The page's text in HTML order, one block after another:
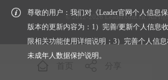
尊敬的用户：我们对《Leader官网个人信息
版本的更新内容为：1）完善/更新个人信息
限相关功能使用详细说明；3）完善个人信
未成年人数据保护说明。
© 2012-2026 Leader.com.cn. All
鲁ICP备20027604号-1